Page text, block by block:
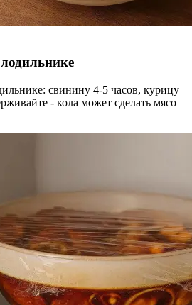
свинину 4-5 часов, курицу
- кола может сделать мясо